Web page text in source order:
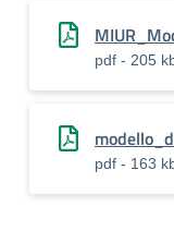
pdf - 205
pdf - 163